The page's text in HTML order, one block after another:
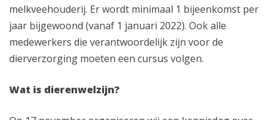
melkveehouderij. Er wordt minimaal 1 bijeenkomst per
jaar bijgewoond (vanaf 1 januari 2022). Ook alle
medewerkers die verantwoordelijk zijn voor de
dierverzorging moeten een cursus volgen.
Wat is dierenwelzijn?